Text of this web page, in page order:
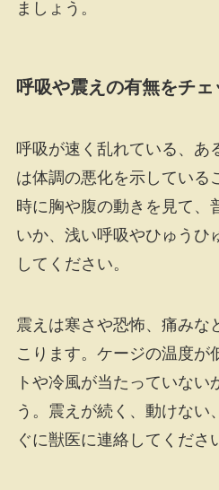
ましょう。
呼吸や震えの有無をチェ
呼吸が速く乱れている、あ
は体調の悪化を示している
時に胸や腹の動きを見て、
いか、浅い呼吸やひゅうひ
してください。
震えは寒さや恐怖、痛みな
こります。ケージの温度が
トや冷風が当たっていない
う。震えが続く、動けない
ぐに獣医に連絡してくださ